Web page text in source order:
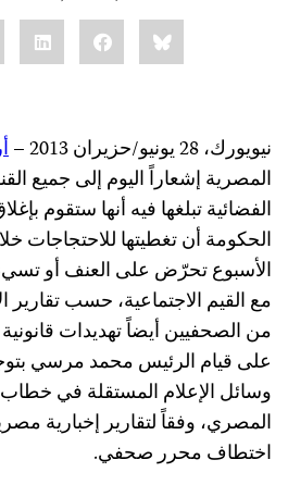
Bluesky
نيويورك، 28 يونيو/حزيران 2013 –
المصرية إشعاراً اليوم إلى جميع
الفضائية تبلغها فيه أنها ستقوم
الحكومة أن تغطيتها للاحتجاجات
الأسبوع تحرّض على العنف أو
مع القيم الاجتماعية، حسب تقارير
من الصحفيين أيضاً تهديدات
على قيام الرئيس محمد مرسي
وسائل الإعلام المستقلة في
المصري، وفقاً لتقارير إخبارية
اختطاف محرر صحفي.